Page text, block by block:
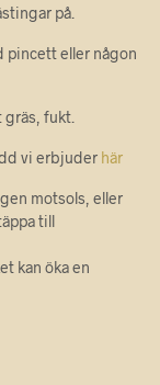
på.
eller någon
fukt.
vi erbjuder här
motsols, eller
till
kan öka en